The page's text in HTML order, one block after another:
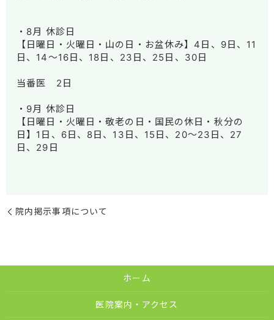
・8月 休診日
【日曜日・火曜日・山の日・お盆休み】4日、9日、11
日、14～16日、18日、23日、25日、30日
当番医 2日
・9月 休診日
【日曜日・火曜日・敬老の日・国民の休日・秋分の
日】1日、6日、8日、13日、15日、20～23日、27
日、29日
院内掲示事項について
ホーム
医院案内・アクセス